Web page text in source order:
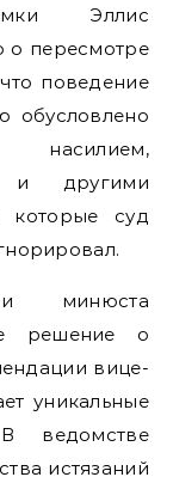
Эллис
о пересмотре
поведение
обусловлено
и другими
которые суд
минюста
решение о
вице-
уникальные
ведомстве
истязаний